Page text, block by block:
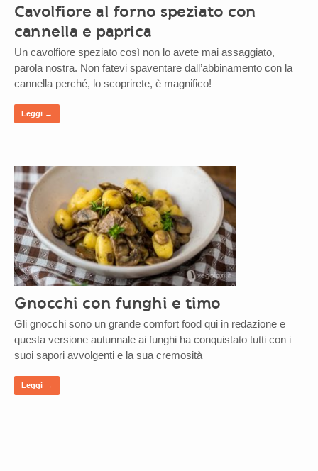
Cavolfiore al forno speziato con
cannella e paprica
Un cavolfiore speziato così non lo avete mai assaggiato,
parola nostra. Non fatevi spaventare dall’abbinamento con la
cannella perché, lo scoprirete, è magnifico!
Leggi →
Gnocchi con funghi e timo
Gli gnocchi sono un grande comfort food qui in redazione e
questa versione autunnale ai funghi ha conquistato tutti con i
suoi sapori avvolgenti e la sua cremosità
Leggi →